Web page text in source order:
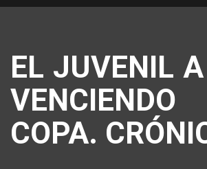
EL JUVENIL
COPA.